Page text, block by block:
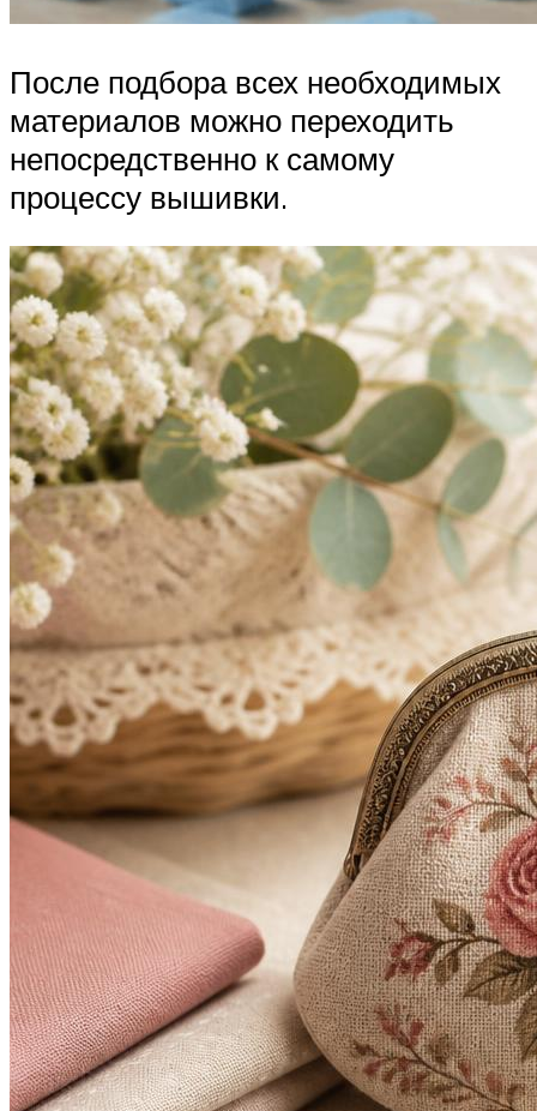
После подбора всех необходимых
материалов можно переходить
непосредственно к самому
процессу вышивки.